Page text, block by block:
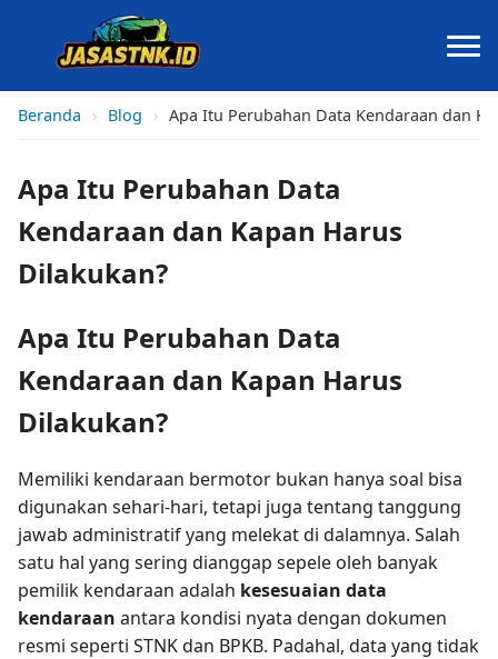
Beranda › Blog › Apa Itu Perubahan Data Kendaraan dan
Apa Itu Perubahan Data
Kendaraan dan Kapan Harus
Dilakukan?
Apa Itu Perubahan Data
Kendaraan dan Kapan Harus
Dilakukan?
Memiliki kendaraan bermotor bukan hanya soal bisa
digunakan sehari-hari, tetapi juga tentang tanggung
jawab administratif yang melekat di dalamnya. Salah
satu hal yang sering dianggap sepele oleh banyak
pemilik kendaraan adalah kesesuaian data
kendaraan antara kondisi nyata dengan dokumen
resmi seperti STNK dan BPKB. Padahal, data yang tidak